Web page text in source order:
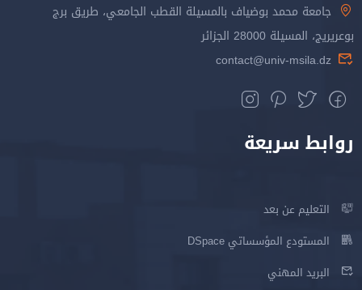
جامعة محمد بوضياف بالمسيلة القطب الجامعي، طريق برج
بوعريريج، المسيلة 28000 الجزائر
contact@univ-msila.dz
روابط سريعة
التعليم عن بعد
المستودع المؤسساتي DSpace
البريد المهني